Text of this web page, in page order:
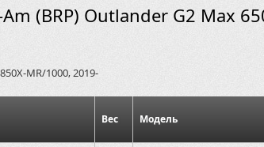
(BRP) Outlander G2 Max
MR/1000, 2019-
Вес Модель